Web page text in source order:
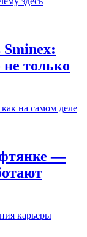
не только
—